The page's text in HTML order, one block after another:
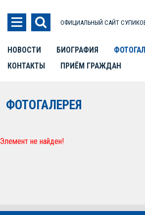
ОФИЦИАЛЬНЫЙ САЙТ
НОВОСТИ БИОГРАФИЯ
КОНТАКТЫ
ПРИЁМ ГРАЖДАН
ФОТОГАЛЕРЕЯ
Элемент не найден!